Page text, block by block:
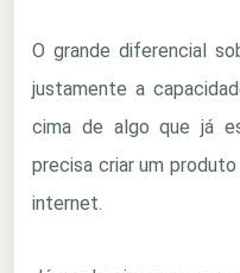
O grande diferencial
justamente a
cima de algo que já
precisa criar um produto
internet.